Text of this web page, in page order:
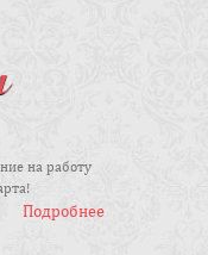
на работу
Подробнее